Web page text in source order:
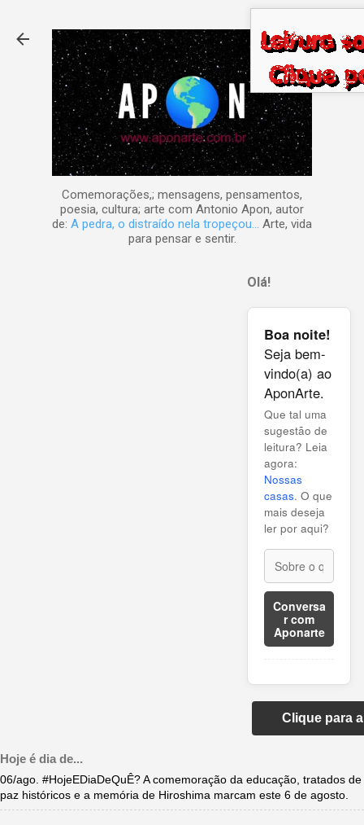
Comemorações,; mensagens, pensamentos,
poesia, cultura; arte com Antonio Apon, autor
de: A pedra, o distraído nela tropeçou... Arte, vida
para pensar e sentir.
Olá!
Boa noite!
Seja bem-
vindo(a) ao
AponArte.
Que tal uma
sugestão de
leitura? Leia
agora:
Nossas
casas. O que
mais deseja
ler por aqui?
Conversa
r com
Aponarte
Clique para
Hoje é dia de...
06/ago. #HojeEDiaDeQuÊ? A comemoração da educação, tratados de
paz históricos e a memória de Hiroshima marcam este 6 de agosto.